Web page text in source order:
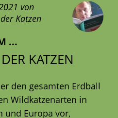
von
Katzen
...
KATZEN
den gesamten Erdball
Wildkatzenarten in
und Europa vor,